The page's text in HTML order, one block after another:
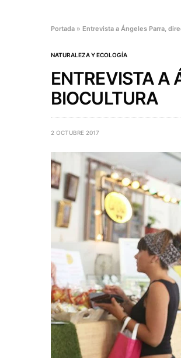
Portada » Entrevista a Ángeles Parra,
NATURALEZA Y ECOLOGÍA
ENTREVISTA A
BIOCULTURA
2 OCTUBRE 2017